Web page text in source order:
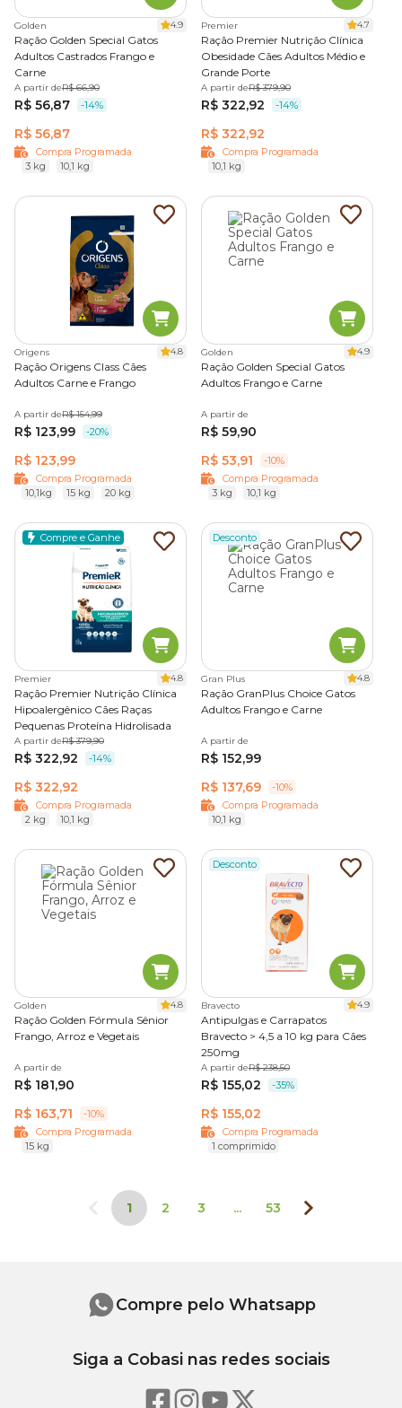
Golden 4.9
Ração Golden Special Gatos
Adultos Castrados Frango e
Carne
A partir deR$ 66,90
R$ 56,87 -14%
R$ 56,87
Compra Programada
3 kg
10,1 kg
Premier 4.7
Ração Premier Nutrição Clínica
Obesidade Cães Adultos Médio e
Grande Porte
A partir deR$ 379,90
R$ 322,92 -14%
R$ 322,92
Compra Programada
10,1 kg
Origens 4.8
Ração Origens Class Cães
Adultos Carne e Frango
A partir deR$ 154,99
R$ 123,99 -20%
R$ 123,99
Compra Programada
10,1kg
15 kg 20 kg
Golden 4.9
Ração Golden Special Gatos
Adultos Frango e Carne
A partir de
R$ 59,90
R$ 53,91
-10%
Compra Programada
3 kg
10,1 kg
Compre e Ganhe
Premier 4.8
Ração Premier Nutrição Clínica
Hipoalergênico Cães Raças
Pequenas Proteína Hidrolisada
A partir deR$ 379,90
R$ 322,92 -14%
R$ 322,92
Compra Programada
2 kg
10,1 kg
Desconto
Gran Plus 4.8
Ração GranPlus Choice Gatos
Adultos Frango e Carne
A partir de
R$ 152,99
R$ 137,69
-10%
Compra Programada
10,1 kg
Golden 4.8
Ração Golden Fórmula Sênior
Frango, Arroz e Vegetais
A partir de
R$ 181,90
R$ 163,71
-10%
Compra Programada
15 kg
Desconto
Bravecto 4.9
Antipulgas e Carrapatos
Bravecto > 4,5 a 10 kg para Cães
250mg
A partir deR$ 238,50
R$ 155,02 -35%
R$ 155,02
Compra Programada
1 comprimido
1 2 3 ... 53
Compre pelo Whatsapp
Siga a Cobasi nas redes sociais